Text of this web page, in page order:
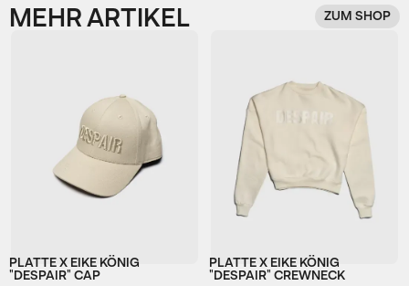
MEHR ARTIKEL ZUM SHOP
PLATTE X EIKE KÖNIG
"DESPAIR" CAP
PLATTE X EIKE KÖNIG
"DESPAIR" CREWNECK